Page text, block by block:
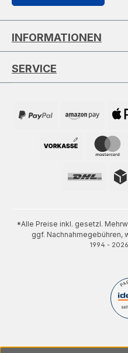
INFORMATIONEN
SERVICE
*Alle Preise inkl. gesetzl.
ggf. Nachnahmegebühren,
1994 -